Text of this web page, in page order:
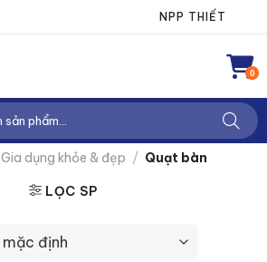
NPP THIẾT BỊ ĐIỆN
0
Gia dụng khỏe & đẹp / Quạt bàn
LỌC SP